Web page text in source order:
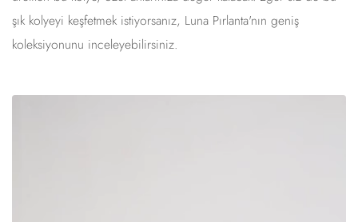
şık kolyeyi keşfetmek istiyorsanız, Luna Pırlanta'nın geniş
koleksiyonunu inceleyebilirsiniz.